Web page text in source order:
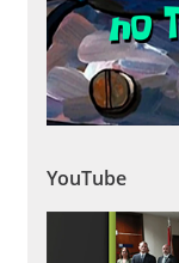
YouTube